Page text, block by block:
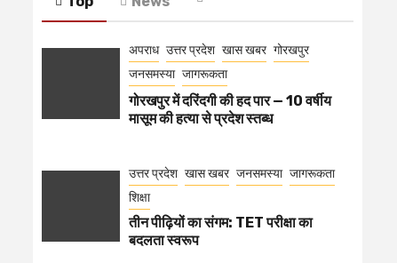
अपराध उत्तर प्रदेश खास खबर गोरखपुर
जनसमस्या जागरूकता
गोरखपुर में दरिंदगी की हद पार — 10 वर्षीय
मासूम की हत्या से प्रदेश स्तब्ध
उत्तर प्रदेश खास खबर जनसमस्या जागरूकता
शिक्षा
तीन पीढ़ियों का संगम: TET परीक्षा का
बदलता स्वरूप